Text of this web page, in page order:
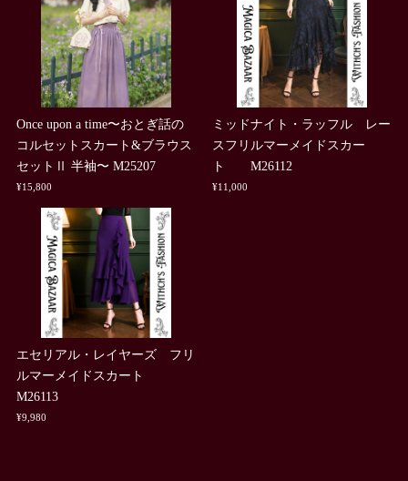
Once upon a time〜おとぎ話の
コルセットスカート&ブラウス
セットⅡ 半袖〜 M25207
¥15,800
ミッドナイト・ラッフル レー
スフリルマーメイドスカー
ト M26112
¥11,000
エセリアル・レイヤーズ フリ
ルマーメイドスカート
M26113
¥9,980